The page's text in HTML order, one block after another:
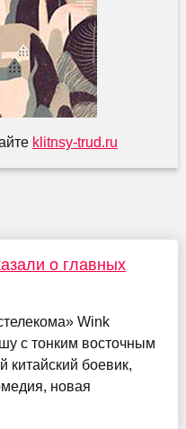
klitnsy-trud.ru
о главных
Wink
с тонким восточным
китайский боевик,
новая